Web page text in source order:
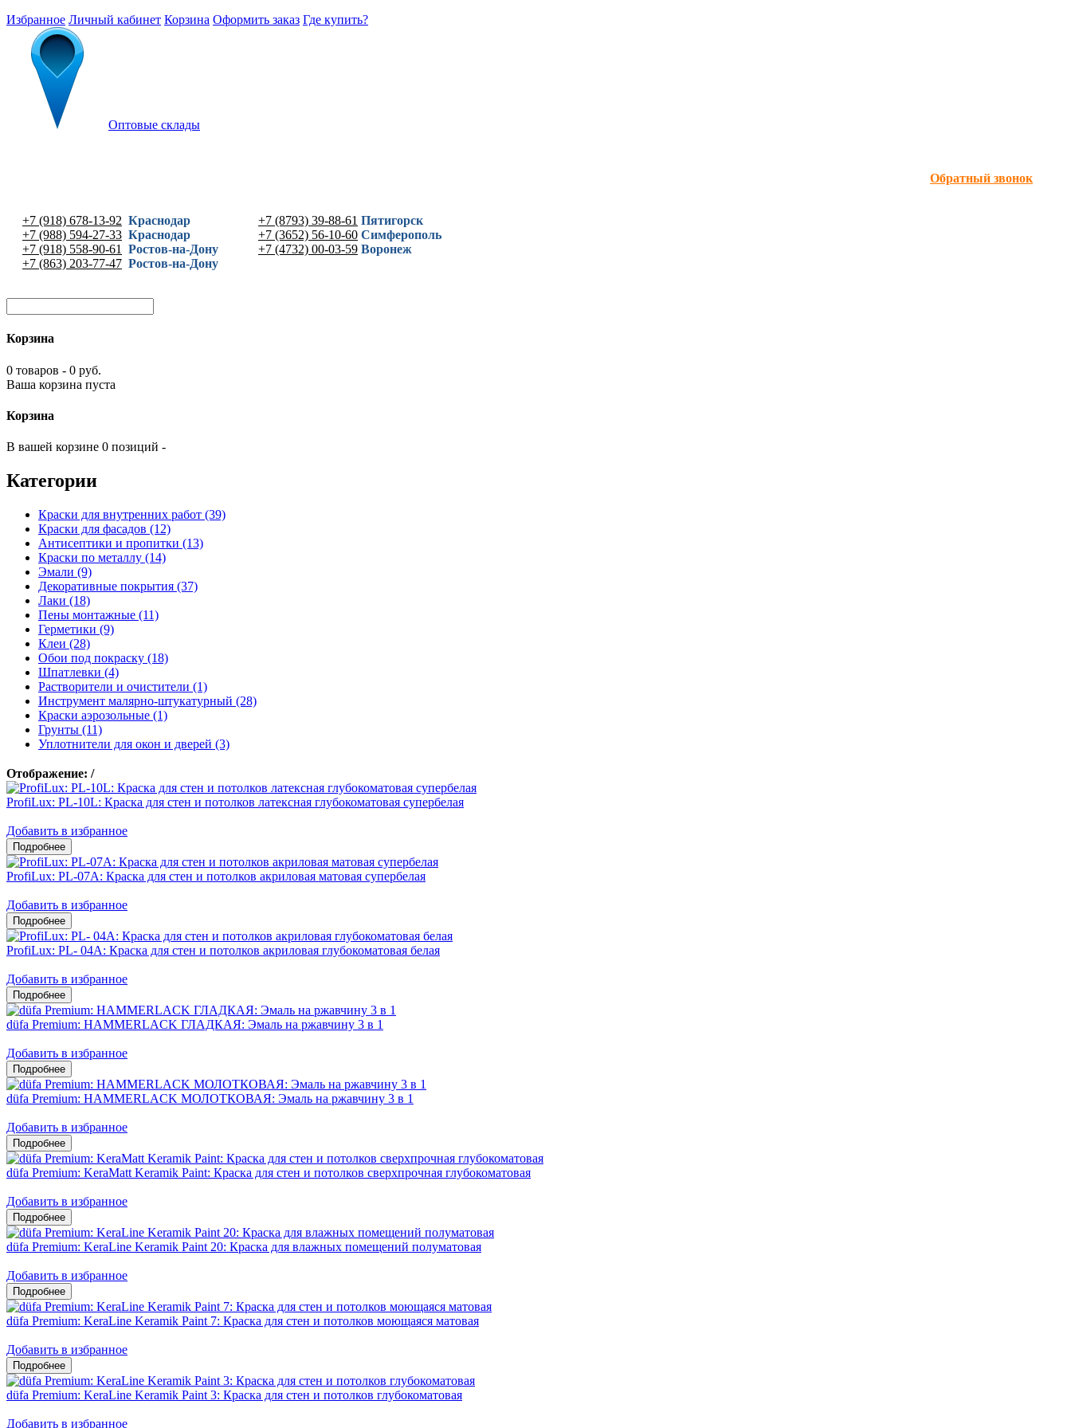
Избранное Личный кабинет Корзина Оформить заказ Где купить?
Оптовые склады
Обратный звонок
+7 (918) 678-13-92 Краснодар
+7 (988) 594-27-33 Краснодар
+7 (918) 558-90-61
Ростов-на-Дону
+7 (863) 203-77-47 Ростов-на-Дону
+7 (8793) 39-88-61 Пятигорск
+7 (3652) 56-10-60 Симферополь
+7 (4732) 00-03-59 Воронеж
Корзина
0 товаров - 0 руб.
Ваша корзина пуста
Корзина
В вашей корзине 0 позиций -
Категории
Краски для внутренних работ (39)
Краски для фасадов (12)
Антисептики и пропитки (13)
Краски по металлу (14)
Эмали (9)
Декоративные покрытия (37)
Лаки (18)
Пены монтажные (11)
Герметики (9)
Клеи (28)
Обои под покраску (18)
Шпатлевки (4)
Растворители и очистители (1)
Инструмент малярно-штукатурный (28)
Краски аэрозольные (1)
Грунты (11)
Уплотнители для окон и дверей (3)
Отображение: /
ProfiLux: PL-10L: Краска для стен и потолков латексная глубокоматовая супербелая
Добавить в избранное
ProfiLux: PL-07А: Краска для стен и потолков акриловая матовая супербелая
Добавить в избранное
ProfiLux: PL- 04А: Краска для стен и потолков акриловая глубокоматовая белая
Добавить в избранное
düfa Premium: HAMMERLACK ГЛАДКАЯ: Эмаль на ржавчину 3 в 1
Добавить в избранное
düfa Premium: HAMMERLACK МОЛОТКОВАЯ: Эмаль на ржавчину 3 в 1
Добавить в избранное
düfa Premium: KeraMatt Keramik Paint: Краска для стен и потолков сверхпрочная глубокоматовая
Добавить в избранное
düfa Premium: KeraLine Keramik Paint 20: Краска для влажных помещений полуматовая
Добавить в избранное
düfa Premium: KeraLine Keramik Paint 7: Краска для стен и потолков моющаяся матовая
Добавить в избранное
düfa Premium: KeraLine Keramik Paint 3: Краска для стен и потолков глубокоматовая
Добавить в избранное